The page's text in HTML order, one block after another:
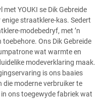
YOUKI se Dik Gebreide
enige straatklere-kas. Sedert
modebedryf, met ’n
Ons Dik Gebreide
wat warmte en
modeverklaring maak.
is ons baaies
die moderne verbruiker te
ons toegewyde fabriek wat